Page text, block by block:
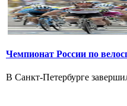
Чемпионат России по
В Санкт-Петербурге